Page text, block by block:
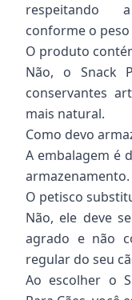
respeitando
conforme o peso
O produto
Não, o Snack
conservantes
mais natural.
Como devo
A embalagem é
O petisco
Não, ele deve
agrado e não
regular do seu
Ao escolher o